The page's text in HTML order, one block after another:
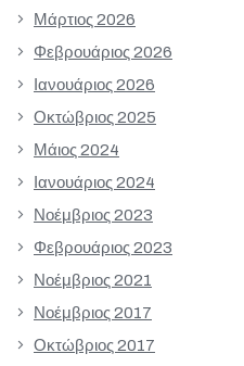
Μάρτιος 2026
Φεβρουάριος 2026
Ιανουάριος 2026
Οκτώβριος 2025
Μάιος 2024
Ιανουάριος 2024
Νοέμβριος 2023
Φεβρουάριος 2023
Νοέμβριος 2021
Νοέμβριος 2017
Οκτώβριος 2017